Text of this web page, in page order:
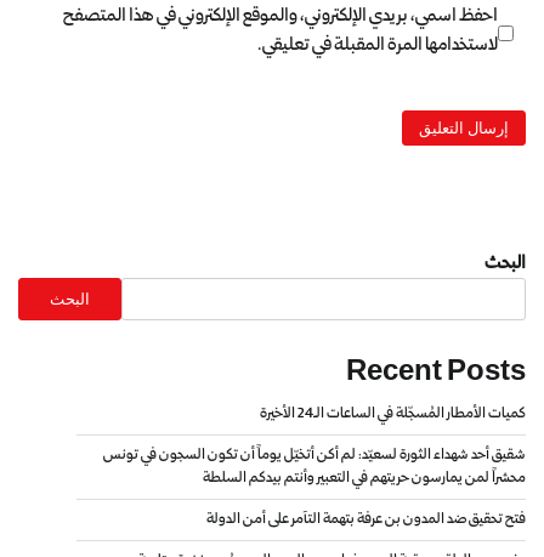
احفظ اسمي، بريدي الإلكتروني، والموقع الإلكتروني في هذا المتصفح
لاستخدامها المرة المقبلة في تعليقي.
البحث
البحث
Recent Posts
كميات الأمطار المُسجّلة في الساعات الـ24 الأخيرة
شقيق أحد شهداء الثورة لسعيّد: لم أكن أتخيّل يوماً أن تكون السجون في تونس
محشراً لمن يمارسون حريتهم في التعبير وأنتم بيدكم السلطة
فتح تحقيق ضد المدون بن عرفة بتهمة التآمر على أمن الدولة